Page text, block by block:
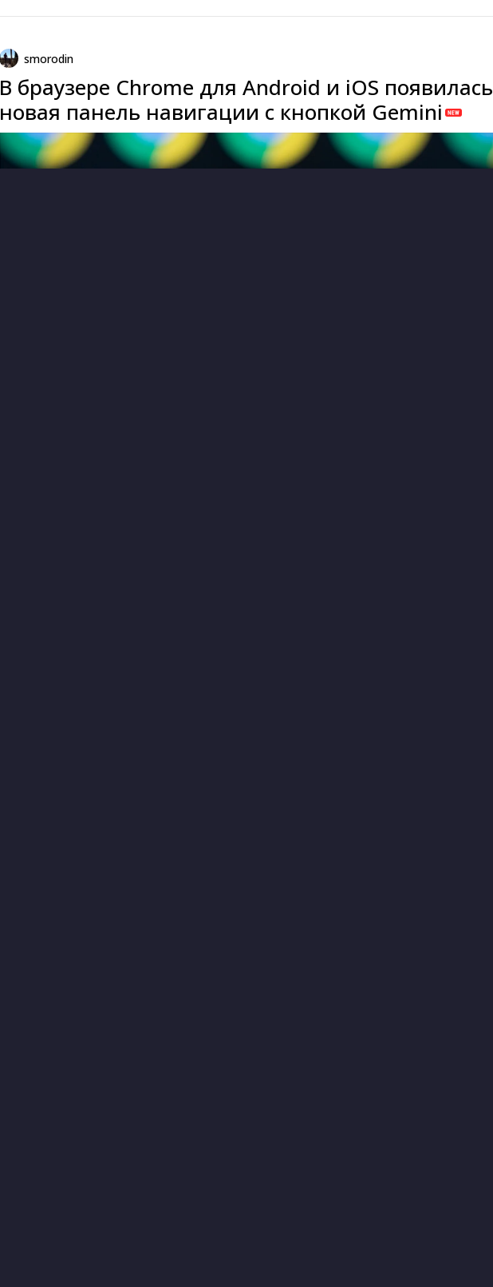
smorodin
В браузере Chrome для Android и iOS появилась
новая панель навигации с кнопкой Gemini